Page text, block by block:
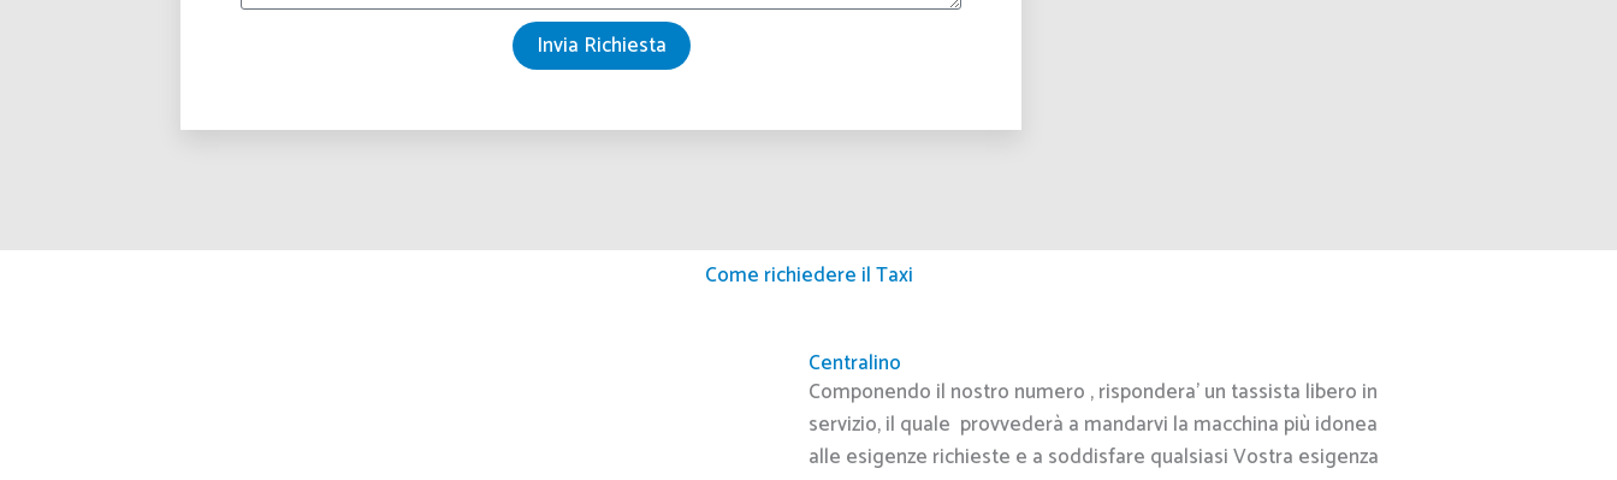
Invia Richiesta
Come richiedere il Taxi
Centralino
Componendo il nostro numero , rispondera’ un tassista libero in
servizio, il quale provvederà a mandarvi la macchina più idonea
alle esigenze richieste e a soddisfare qualsiasi Vostra esigenza